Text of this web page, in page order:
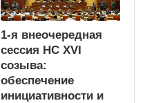
1-я внеочередная
сессия НС XVI
созыва:
обеспечение
инициативности и